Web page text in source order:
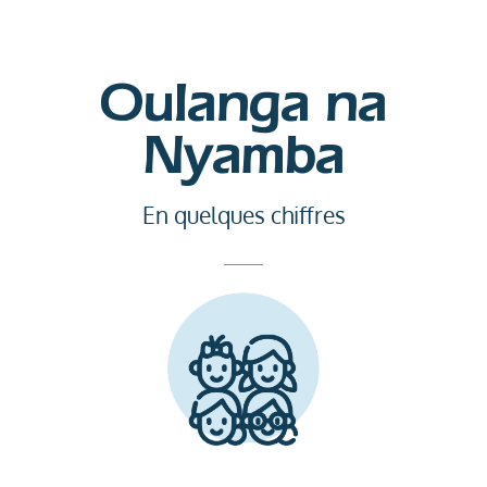
Oulanga na
Nyamba
En quelques chiffres